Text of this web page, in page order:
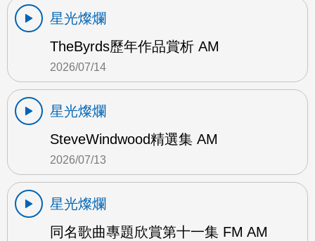
星光燦爛
TheByrds歷年作品賞析 AM
2026/07/14
星光燦爛
SteveWindwood精選集 AM
2026/07/13
星光燦爛
同名歌曲專題欣賞第十一集 FM AM